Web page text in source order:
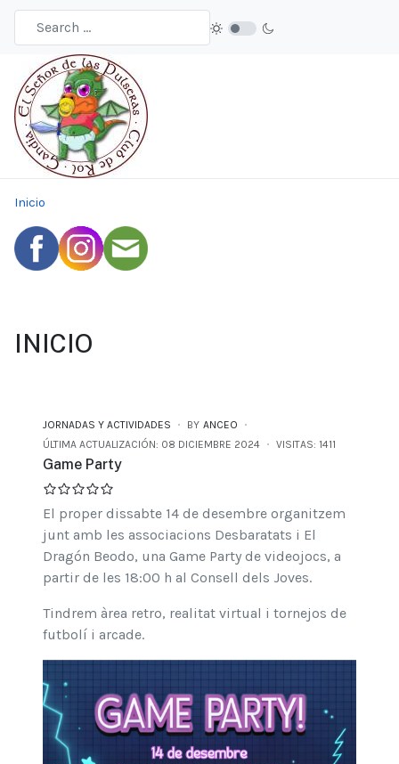
Inicio
INICIO
JORNADAS Y ACTIVIDADES BY ANCEO
ÚLTIMA ACTUALIZACIÓN: 08 DICIEMBRE 2024
VISITAS: 1411
Game Party
El proper dissabte 14 de desembre organitzem
junt amb les associacions Desbaratats i El
Dragón Beodo, una Game Party de videojocs, a
partir de les 18:00 h al Consell dels Joves.
Tindrem àrea retro, realitat virtual i tornejos de
futbolí i arcade.